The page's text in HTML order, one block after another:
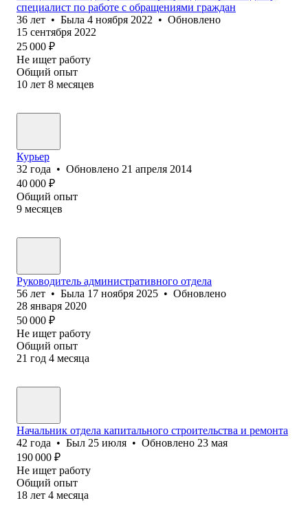
специалист по работе с обращениями граждан
36 лет • Была 4 ноября 2022 • Обновлено
15 сентября 2022
25 000 ₽
Не ищет работу
Общий опыт
10 лет 8 месяцев
Курьер
32 года • Обновлено 21 апреля 2014
40 000 ₽
Общий опыт
9 месяцев
Руководитель административного отдела
56 лет • Была 17 ноября 2025 • Обновлено
28 января 2020
50 000 ₽
Не ищет работу
Общий опыт
21 год 4 месяца
Начальник отдела капитального строительства и ремонта
42 года • Был 25 июля • Обновлено 23 мая
190 000 ₽
Не ищет работу
Общий опыт
18 лет 4 месяца